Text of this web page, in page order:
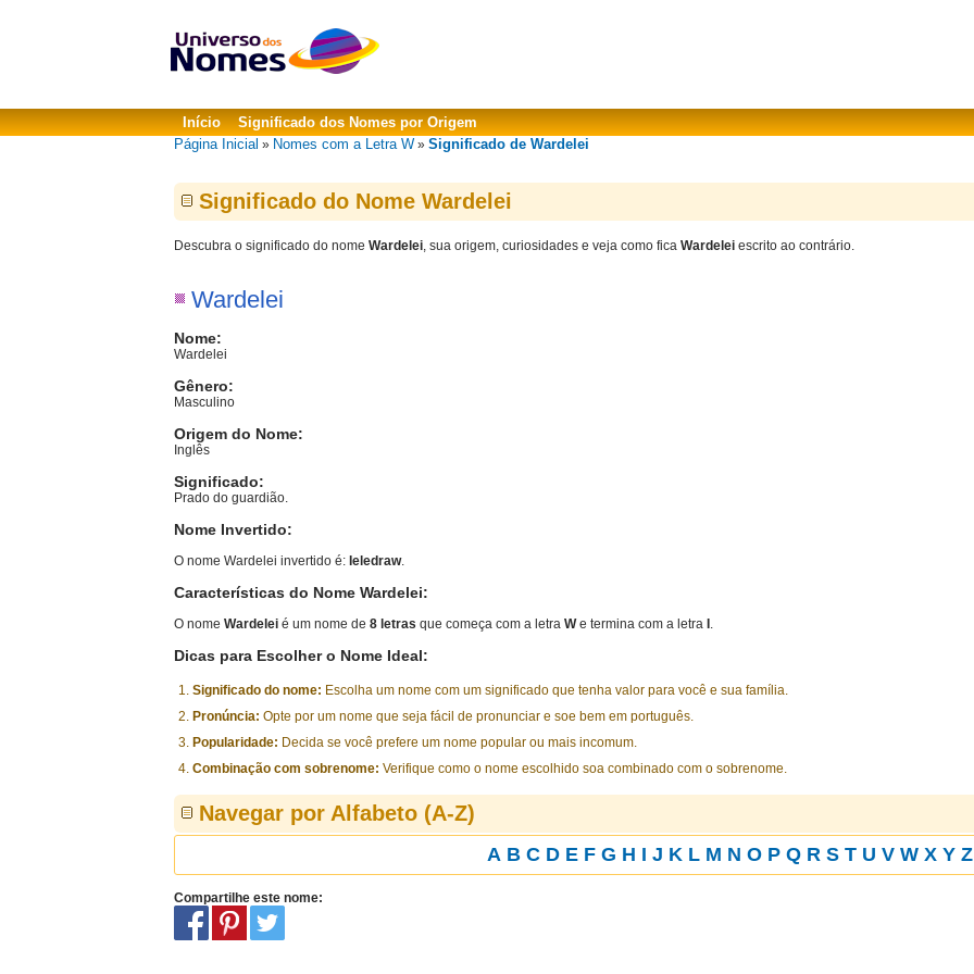
Início
Significado dos Nomes por Origem
Página Inicial » Nomes com a Letra W » Significado de Wardelei
Significado do Nome Wardelei
Descubra o significado do nome Wardelei, sua origem, curiosidades e veja como fica Wardelei escrito ao contrário.
Wardelei
Nome:
Wardelei
Gênero:
Masculino
Origem do Nome:
Inglês
Significado:
Prado do guardião.
Nome Invertido:
O nome Wardelei invertido é: Ieledraw.
Características do Nome Wardelei:
O nome Wardelei é um nome de 8 letras que começa com a letra We termina com a letra .
Dicas para Escolher o Nome Ideal:
Significado do nome: Escolha um nome com um significado que tenha valor para você e sua família.
Pronúncia: Opte por um nome que seja fácil de pronunciar e soe bem em português.
Popularidade: Decida se você prefere um nome popular ou mais incomum.
Combinação com sobrenome: Verifique como o nome escolhido soa combinado com o sobrenome.
Navegar por Alfabeto (A-Z)
A B C D E F G H I J K L M N O P Q R S T U V W X Y Z
Compartilhe este nome: